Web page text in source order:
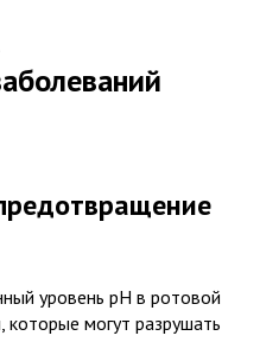
уровень pH в ротовой
которые могут разрушать